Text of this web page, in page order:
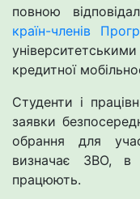
повною
країн-членів
кредитної
Студенти і
заявки
обрання для
визначає ЗВО, в
працюють.